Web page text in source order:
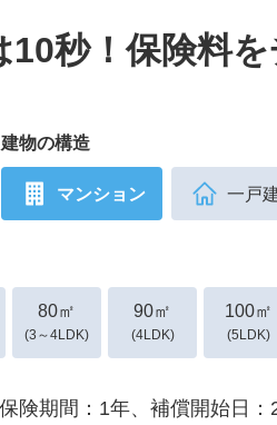
10秒！保険料を
建物の構造
マンション 一戸
80㎡
(3～4LDK)
90㎡
(4LDK)
100㎡
(5LDK)
険期間：1年、補償開始日：